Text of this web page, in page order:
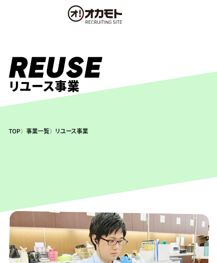
REUSE
リユース事業
TOP 事業一覧 リユース事業